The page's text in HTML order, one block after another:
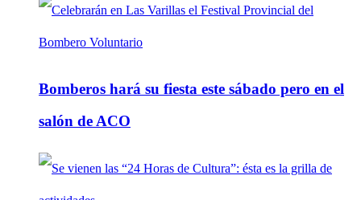
Bomberos hará su fiesta este sábado pero en el
salón de ACO